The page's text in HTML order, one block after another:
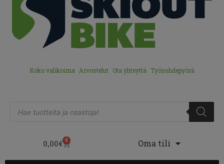
Koko valikoima Arvostelut Ota yhteyttä Työsuhdepyörä
0,00€ 0 Oma tili